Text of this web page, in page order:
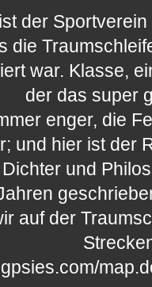
der Sportverein
die
war. Klasse,
der das super
enger, die
und hier ist der
und
auf der